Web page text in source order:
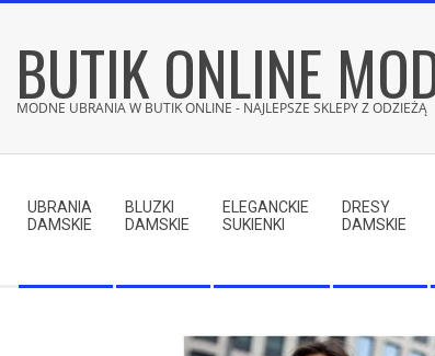
contentBUTIK ONLINE
MODNE UBRANIA W BUTIK ONLINE - NAJLEPSZE SKLEPY Z ODZIEŻĄ
Menu
UBRANIA
DAMSKIE
BLUZKI
DAMSKIE
ELEGANCKIE
SUKIENKI
DRESY
DAMSKIE